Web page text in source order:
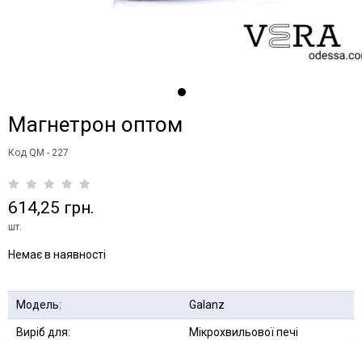
Магнетрон оптом
Код QM - 227
614,25 грн.
шт.
Немає в наявності
Модель: Galanz
Виріб для: Мікрохвильової печі